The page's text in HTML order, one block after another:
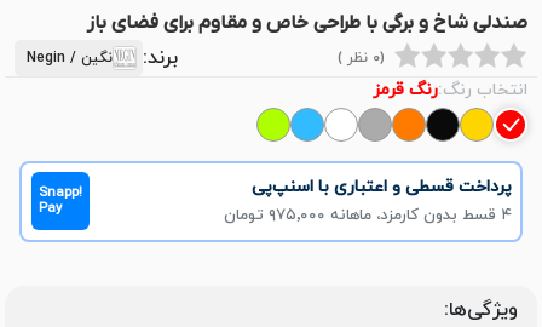
صندلی شاخ و برگی با طراحی خاص و مقاوم برای فضای باز
(0 نظر ) برند: نگین / Negin
انتخاب رنگ:رنگ قرمز
پرداخت قسطی و اعتباری با اسنپ‌پی
۴ قسط بدون کارمزد، ماهانه ۹۷۵٬۰۰۰ تومان
Snapp!
Pay
ویژگی‌ها: